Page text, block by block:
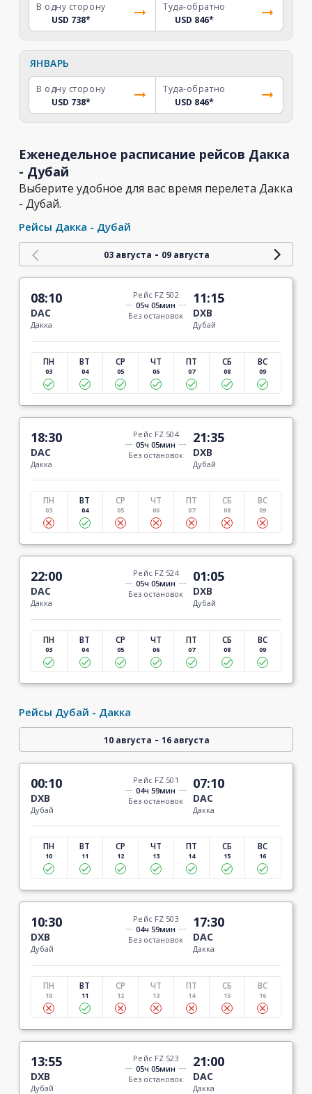
В одну сторону
USD 738*
Туда-обратно
USD 846*
ЯНВАРЬ
В одну сторону
USD 738*
Туда-обратно
USD 846*
Еженедельное расписание рейсов Дакка
- Дубай
Выберите удобное для вас время перелета Дакка
- Дубай.
Рейсы Дакка - Дубай
03 августа - 09 августа
08:10
DAC
Дакка
Рейс FZ 502
05ч 05мин
Без остановок
11:15
DXB
Дубай
ПН
03
ВТ
04
СР
05
ЧТ
06
ПТ
07
СБ
08
ВС
09
18:30
DAC
Дакка
Рейс FZ 504
05ч 05мин
Без остановок
21:35
DXB
Дубай
ПН
03
ВТ
04
СР
05
ЧТ
06
ПТ
07
СБ
08
ВС
09
22:00
DAC
Дакка
Рейс FZ 524
05ч 05мин
Без остановок
01:05
DXB
Дубай
ПН
03
ВТ
04
СР
05
ЧТ
06
ПТ
07
СБ
08
ВС
09
Рейсы Дубай - Дакка
10 августа - 16 августа
00:10
DXB
Дубай
Рейс FZ 501
04ч 59мин
Без остановок
07:10
DAC
Дакка
ПН
10
ВТ
11
СР
12
ЧТ
13
ПТ
14
СБ
15
ВС
16
10:30
DXB
Дубай
Рейс FZ 503
04ч 59мин
Без остановок
17:30
DAC
Дакка
ПН
10
ВТ
11
СР
12
ЧТ
13
ПТ
14
СБ
15
ВС
16
13:55
DXB
Дубай
Рейс FZ 523
05ч 05мин
Без остановок
21:00
DAC
Дакка